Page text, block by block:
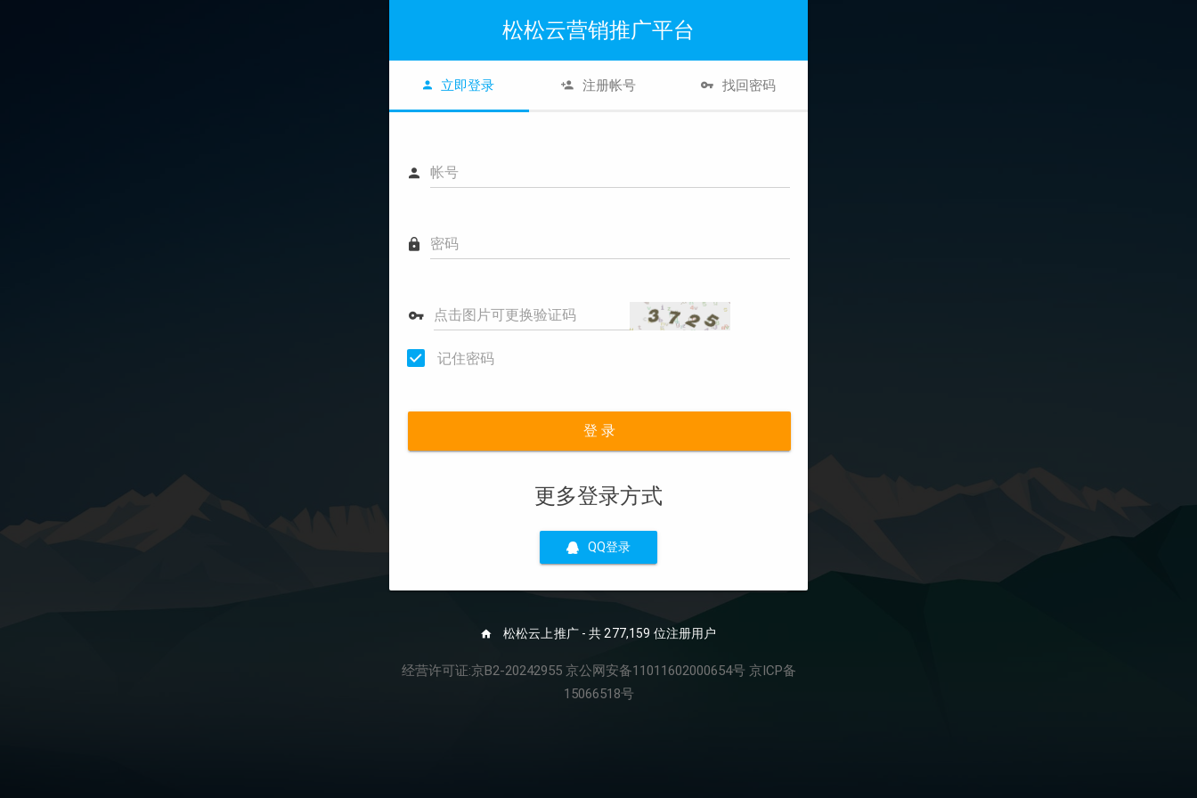
松松云营销推广平台
立即登录 注册帐号 找回密码
帐号
密码
点击图片可更换验证码
记住密码
登 录
更多登录方式
QQ登录
松松云上推广 - 共 277,159 位注册用户
经营许可证:京B2-20242955 京公网安备11011602000654号 京ICP备
15066518号